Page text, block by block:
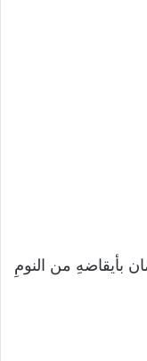
بأيقاضهِ من النومِ